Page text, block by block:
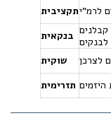
תקציביתלרמ"י
בנקאית לבנקים
שוקית
לצרכן
תזרימית היזמים